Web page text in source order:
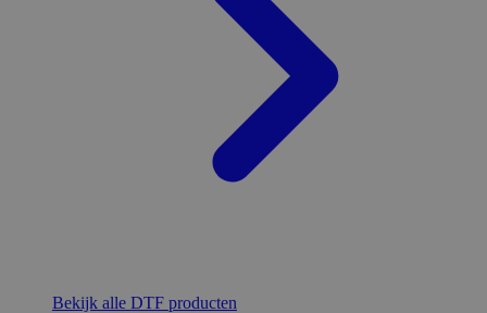
Bekijk alle DTF producten